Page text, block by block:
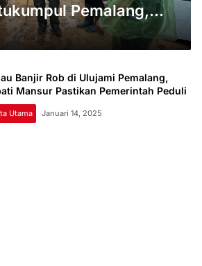
Pemalang,
Dunia
Banjir Rob di Ulujami Pemalang,
Mansur Pastikan Pemerintah Peduli
Utama Januari 14, 2025